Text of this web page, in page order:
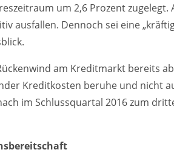
um 2,6 Prozent
ausfallen. Dennoch sei eine
am Kreditmarkt bereits
Kreditkosten beruhe und nicht
im Schlussquartal 2016 zum